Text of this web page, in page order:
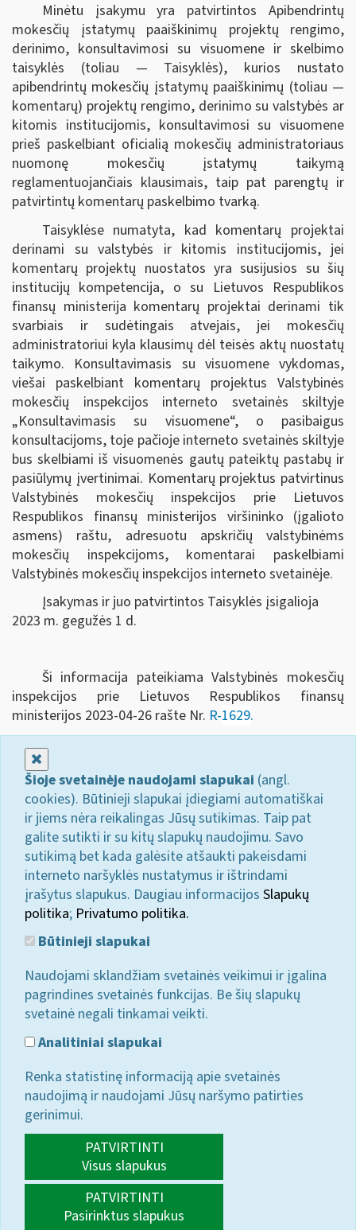
Minėtu įsakymu yra patvirtintos Apibendrintų
mokesčių įstatymų paaiškinimų projektų rengimo,
derinimo, konsultavimosi su visuomene ir skelbimo
taisyklės (toliau — Taisyklės), kurios nustato
apibendrintų mokesčių įstatymų paaiškinimų (toliau —
komentarų) projektų rengimo, derinimo su valstybės ar
kitomis institucijomis, konsultavimosi su visuomene
prieš paskelbiant oficialią mokesčių administratoriaus
nuomonę mokesčių įstatymų taikymą
reglamentuojančiais klausimais, taip pat parengtų ir
patvirtintų komentarų paskelbimo tvarką.
Taisyklėse numatyta, kad komentarų projektai
derinami su valstybės ir kitomis institucijomis, jei
komentarų projektų nuostatos yra susijusios su šių
institucijų kompetencija, o su Lietuvos Respublikos
finansų ministerija komentarų projektai derinami tik
svarbiais ir sudėtingais atvejais, jei mokesčių
administratoriui kyla klausimų dėl teisės aktų nuostatų
taikymo. Konsultavimasis su visuomene vykdomas,
viešai paskelbiant komentarų projektus Valstybinės
mokesčių inspekcijos interneto svetainės skiltyje
„Konsultavimasis su visuomene“, o pasibaigus
konsultacijoms, toje pačioje interneto svetainės skiltyje
bus skelbiami iš visuomenės gautų pateiktų pastabų ir
pasiūlymų įvertinimai. Komentarų projektus patvirtinus
Valstybinės mokesčių inspekcijos prie Lietuvos
Respublikos finansų ministerijos viršininko (įgalioto
asmens) raštu, adresuotu apskričių valstybinėms
mokesčių inspekcijoms, komentarai paskelbiami
Valstybinės mokesčių inspekcijos interneto svetainėje.
Įsakymas ir juo patvirtintos Taisyklės įsigalioja
2023 m. gegužės 1 d.
Ši informacija pateikiama Valstybinės mokesčių
inspekcijos prie Lietuvos Respublikos finansų
ministerijos 2023-04-26 rašte Nr. R-1629.
Šioje svetainėje naudojami slapukai (angl.
cookies). Būtinieji slapukai įdiegiami automatiškai
ir jiems nėra reikalingas Jūsų sutikimas. Taip pat
galite sutikti ir su kitų slapukų naudojimu. Savo
sutikimą bet kada galėsite atšaukti pakeisdami
interneto naršyklės nustatymus ir ištrindami
įrašytus slapukus. Daugiau informacijos Slapukų
politika; Privatumo politika.
Būtinieji slapukai
Naudojami sklandžiam svetainės veikimui ir įgalina
pagrindines svetainės funkcijas. Be šių slapukų
svetainė negali tinkamai veikti.
Analitiniai slapukai
Renka statistinę informaciją apie svetainės
naudojimą ir naudojami Jūsų naršymo patirties
gerinimui.
PATVIRTINTI
Visus slapukus
PATVIRTINTI
Pasirinktus slapukus